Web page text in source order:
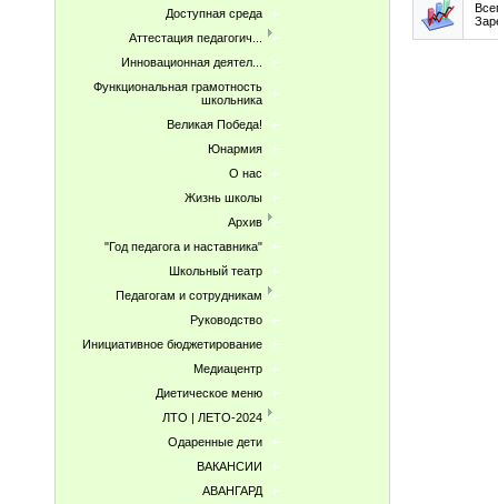
Доступная среда
Аттестация педагогич...
Инновационная деятел...
Функциональная грамотность
школьника
Великая Победа!
Юнармия
О нас
Жизнь школы
Архив
"Год педагога и наставника"
Школьный театр
Педагогам и сотрудникам
Руководство
Инициативное бюджетирование
Медиацентр
Диетическое меню
ЛТО | ЛЕТО-2024
Одаренные дети
ВАКАНСИИ
АВАНГАРД